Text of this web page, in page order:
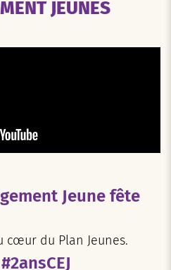
JEUNES
Jeune fête
cœur du Plan Jeunes.